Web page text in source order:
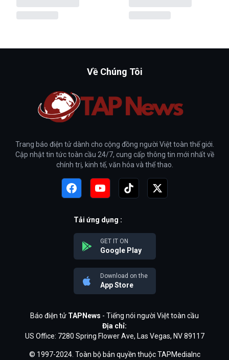
Về Chúng Tôi
Trang báo điện tử dành cho cộng đồng người Việt toàn thế giới.
Cập nhật tin tức toàn cầu 24/7, cung cấp thông tin mới nhất về
chính trị, kinh tế, văn hóa và thể thao.
Tải ứng dụng :
GET IT ON
Google Play
Download on the
App Store
Báo điện tử TAPNews - Tiếng nói người Việt toàn cầu
Địa chỉ:
US Office: 7280 Spring Flower Ave, Las Vegas, NV 89117
© 1997-2024. Toàn bộ bản quyền thuộc TAPMediaInc